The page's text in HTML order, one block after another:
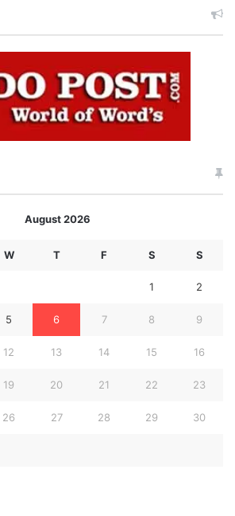
August 2026
W T F S S
1 2
5 6 7 8 9
12 13 14 15 16
19 20 21 22 23
26 27 28 29 30